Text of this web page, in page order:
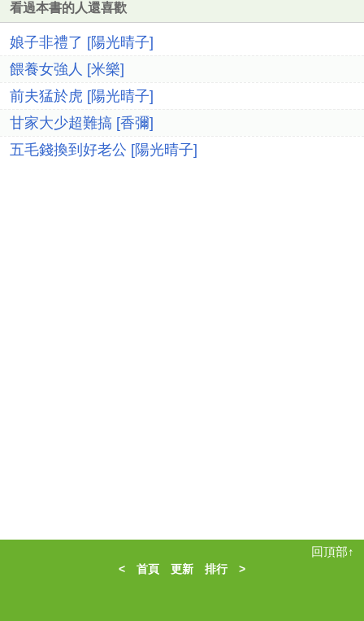
看過本書的人還喜歡
娘子非禮了 [陽光晴子]
餵養女強人 [米樂]
前夫猛於虎 [陽光晴子]
甘家大少超難搞 [香彌]
五毛錢換到好老公 [陽光晴子]
回頂部↑
< 首頁 更新 排行>